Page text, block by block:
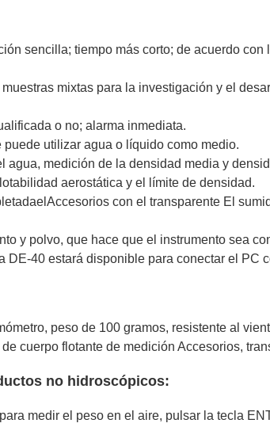
sencilla; tiempo más corto; de acuerdo
mixtas para la investigación y el
o no; alarma inmediata.
utilizar agua o líquido como medio.
agua, medición de la densidad media y
aerostática y el límite de densidad.
el Accesorios con el transparente El
y polvo, que hace que el instrumento sea
DE-40 estará disponible para conectar el PC
peso de 100 gramos, resistente al
cuerpo flotante de medición Accesorios,
no hidroscópicos:
medir el peso en el aire, pulsar la tecla